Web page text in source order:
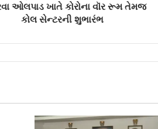
ઓલપાડ ખાતે કોરોના વૉર રૂમ તેમજ
કોલ સેન્ટરની શુભારંભ